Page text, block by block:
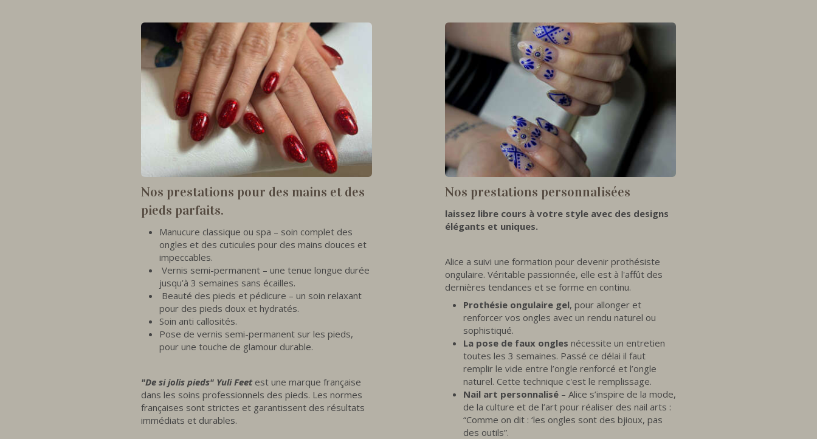
Nos prestations pour des mains et des
pieds parfaits.
Manucure classique ou spa – soin complet des
ongles et des cuticules pour des mains douces et
impeccables.
Vernis semi-permanent – une tenue longue durée
jusqu’à 3 semaines sans écailles.
Beauté des pieds et pédicure – un soin relaxant
pour des pieds doux et hydratés.
Soin anti callosités.
Pose de vernis semi-permanent sur les pieds,
pour une touche de glamour durable.
"De si jolis pieds" Yuli Feet est une marque française
dans les soins professionnels des pieds. Les normes
françaises sont strictes et garantissent des résultats
immédiats et durables.
Nos prestations personnalisées
laissez libre cours à votre style avec des designs
élégants et uniques.
Alice a suivi une formation pour devenir prothésiste
ongulaire. Véritable passionnée, elle est à l'affût des
dernières tendances et se forme en continu.
Prothésie ongulaire gel, pour allonger et
renforcer vos ongles avec un rendu naturel ou
sophistiqué.
La pose de faux ongles nécessite un entretien
toutes les 3 semaines. Passé ce délai il faut
remplir le vide entre l’ongle renforcé et l’ongle
naturel. Cette technique c'est le remplissage.
Nail art personnalisé – Alice s’inspire de la mode,
de la culture et de l’art pour réaliser des nail arts :
“Comme on dit : ‘les ongles sont des bjioux, pas
des outils”.